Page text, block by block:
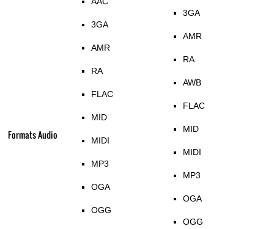
Formats Audio
3GA
AMR
RA
FLAC
MID
MIDI
MP3
OGA
OGG
3GA
AMR
RA
AWB
FLAC
MID
MIDI
MP3
OGA
OGG